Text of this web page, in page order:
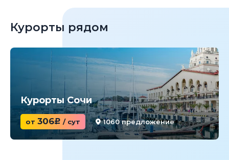
Курорты рядом
Курорты Сочи
от 306c / сут 1060 предложение